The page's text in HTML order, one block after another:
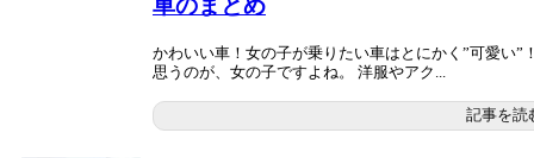
車のまとめ
かわいい車！女の子が乗りたい車はとにかく”可愛い
思うのが、女の子ですよね。 洋服やアク...
記事を読